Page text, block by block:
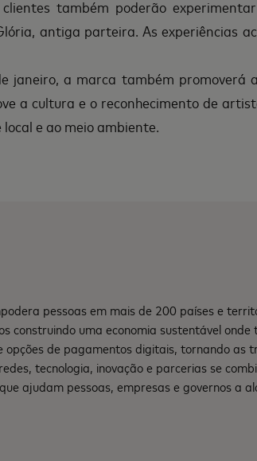
também poderão
antiga parteira. As experiências
janeiro, a marca também promoverá
a cultura e o reconhecimento de
e ao meio ambiente.
pessoas em mais de 200 países e
construindo uma economia sustentável onde
de pagamentos digitais, tornando as
tecnologia, inovação e parcerias se
ajudam pessoas, empresas e governos a